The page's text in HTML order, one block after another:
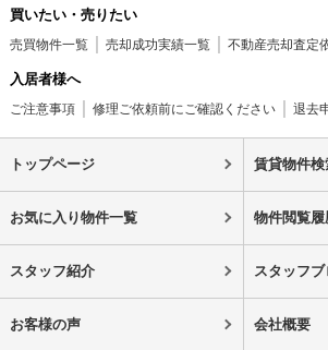
買いたい・売りたい
売買物件一覧 売却成功実績一覧 不動産売却査定
入居者様へ
ご注意事項 修理ご依頼前にご確認ください 退去
トップページ 賃貸物件検
お気に入り物件一覧 物件閲覧履
スタッフ紹介 スタッフブ
お客様の声 会社概要